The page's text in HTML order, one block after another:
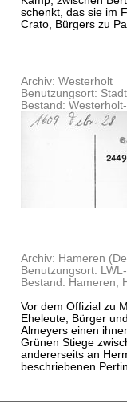
schenkt, das sie im
Crato, Bürgers zu
Archiv: Westerholt
Benutzungsort:
Bestand:
Archiv: Hameren
Benutzungsort:
Bestand: Hameren,
Vor dem Offizial zu
Eheleute, Bürger
Almeyers einen
Grünen Stiege
andererseits an
beschriebenen